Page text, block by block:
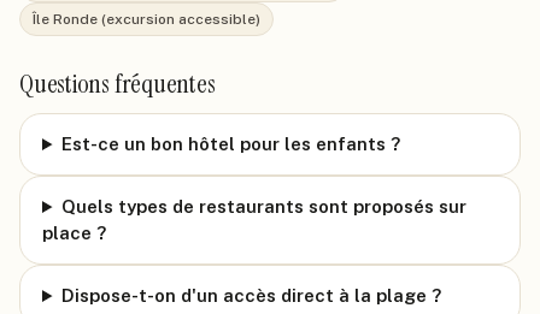
Île Ronde (excursion accessible)
Questions fréquentes
Est-ce un bon hôtel pour les enfants ?
Quels types de restaurants sont proposés sur
place ?
Dispose-t-on d'un accès direct à la plage ?